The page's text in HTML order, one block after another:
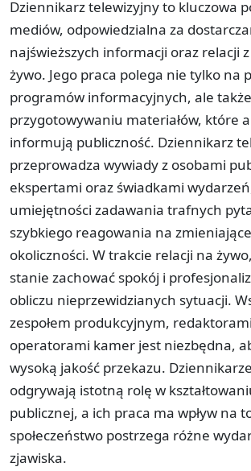
Dziennikarz telewizyjny to kluczowa
mediów, odpowiedzialna za
najświeższych informacji oraz relacji
żywo. Jego praca polega nie tylko na
programów informacyjnych, ale
przygotowywaniu materiałów, które
informują publiczność. Dziennikarz
przeprowadza wywiady z osobami
ekspertami oraz świadkami
umiejętności zadawania trafnych
szybkiego reagowania na
okoliczności. W trakcie relacji na
stanie zachować spokój i
obliczu nieprzewidzianych sytuacji.
zespołem produkcyjnym,
operatorami kamer jest niezbędna,
wysoką jakość przekazu.
odgrywają istotną rolę w
publicznej, a ich praca ma wpływ na
społeczeństwo postrzega różne
zjawiska.